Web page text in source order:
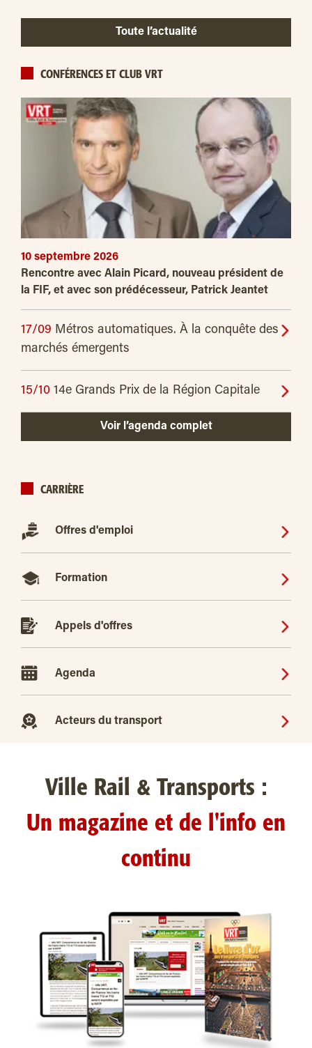
Toute l’actualité
CONFÉRENCES ET CLUB VRT
10 septembre 2026
Rencontre avec Alain Picard, nouveau président de
la FIF, et avec son prédécesseur, Patrick Jeantet
17/09 Métros automatiques. À la conquête des
marchés émergents
15/10 14e Grands Prix de la Région Capitale
Voir l’agenda complet
CARRIÈRE
Offres d'emploi
Formation
Appels d'offres
Agenda
Acteurs du transport
Ville Rail & Transports :
Un magazine et de l'info en
continu